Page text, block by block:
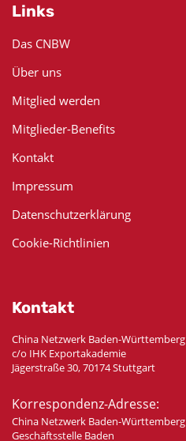
Links
Das CNBW
Über uns
Mitglied werden
Mitglieder-Benefits
Kontakt
Impressum
Datenschutzerklärung
Cookie-Richtlinien
Kontakt
China Netzwerk Baden-Württemberg
c/o IHK Exportakademie
Jägerstraße 30, 70174 Stuttgart
Korrespondenz-Adresse:
China Netzwerk Baden-Württemberg
Geschäftsstelle Baden